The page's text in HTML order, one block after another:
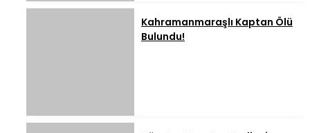
Kahramanmaraşlı Kaptan Ölü
Bulundu!